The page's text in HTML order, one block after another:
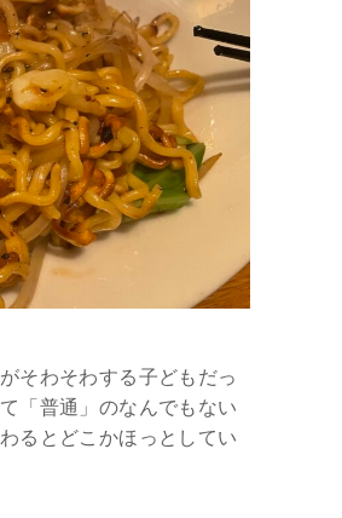
そわそわする子どもだっ
「普通」のなんでもない
るとどこかほっとしてい